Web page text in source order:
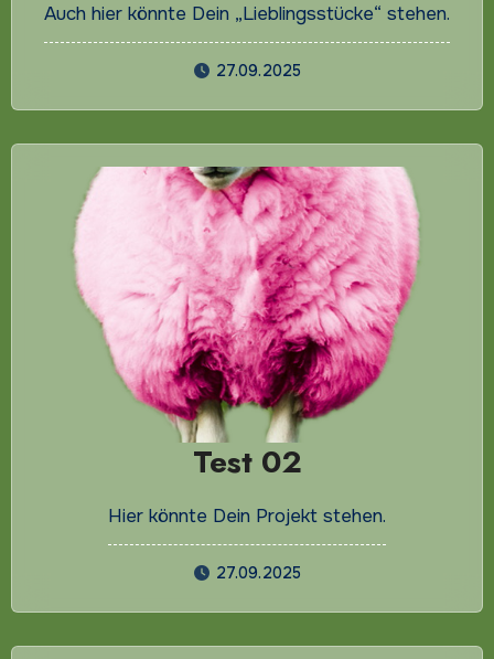
Auch hier könnte Dein „Lieblingsstücke“ stehen.
27.09.2025
Test 02
Hier könnte Dein Projekt stehen.
27.09.2025